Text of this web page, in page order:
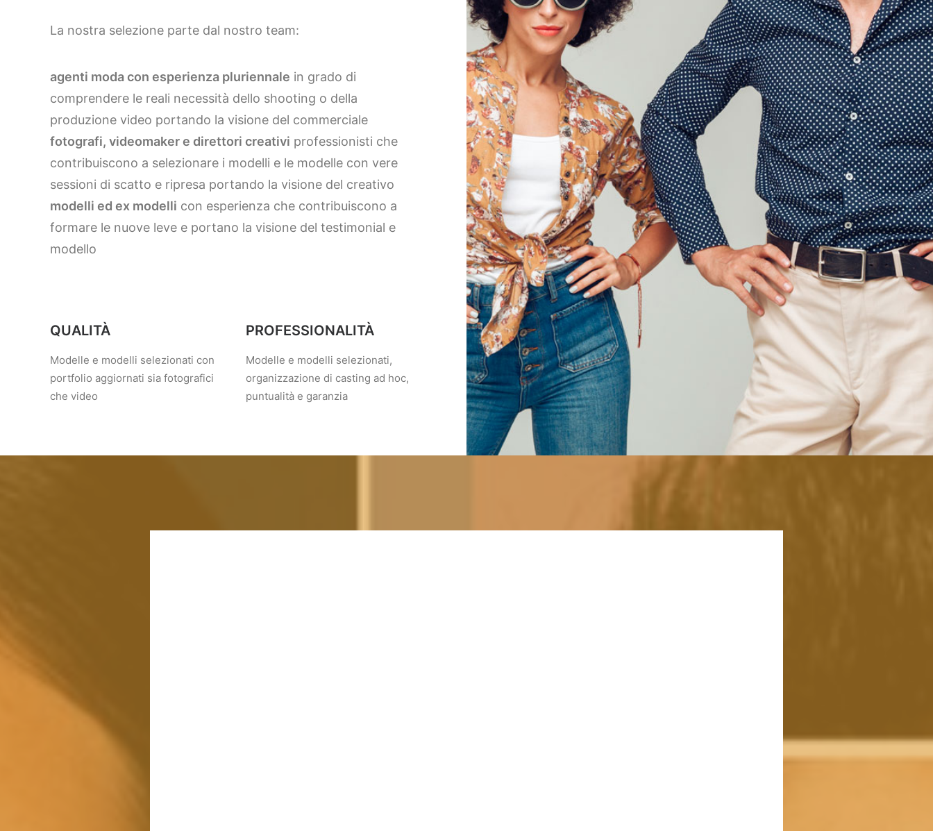
La nostra selezione parte dal nostro team:
agenti moda con esperienza pluriennale in grado di
comprendere le reali necessità dello shooting o della
produzione video portando la visione del commerciale
fotografi, videomaker e direttori creativi professionisti che
contribuiscono a selezionare i modelli e le modelle con vere
sessioni di scatto e ripresa portando la visione del creativo
modelli ed ex modelli con esperienza che contribuiscono a
formare le nuove leve e portano la visione del testimonial e
modello
QUALITÀ
Modelle e modelli selezionati con
portfolio aggiornati sia fotografici
che video
PROFESSIONALITÀ
Modelle e modelli selezionati,
organizzazione di casting ad hoc,
puntualità e garanzia